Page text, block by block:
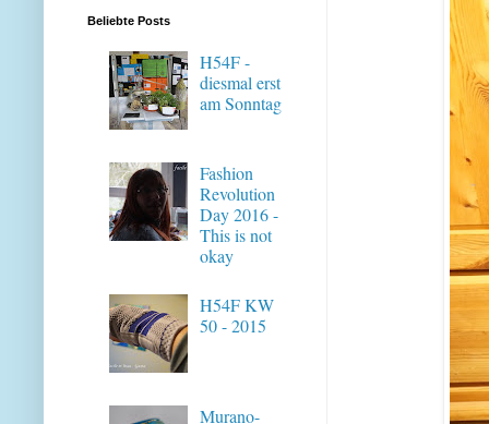
Beliebte Posts
H54F -
diesmal erst
am Sonntag
Fashion
Revolution
Day 2016 -
This is not
okay
H54F KW
50 - 2015
Murano-